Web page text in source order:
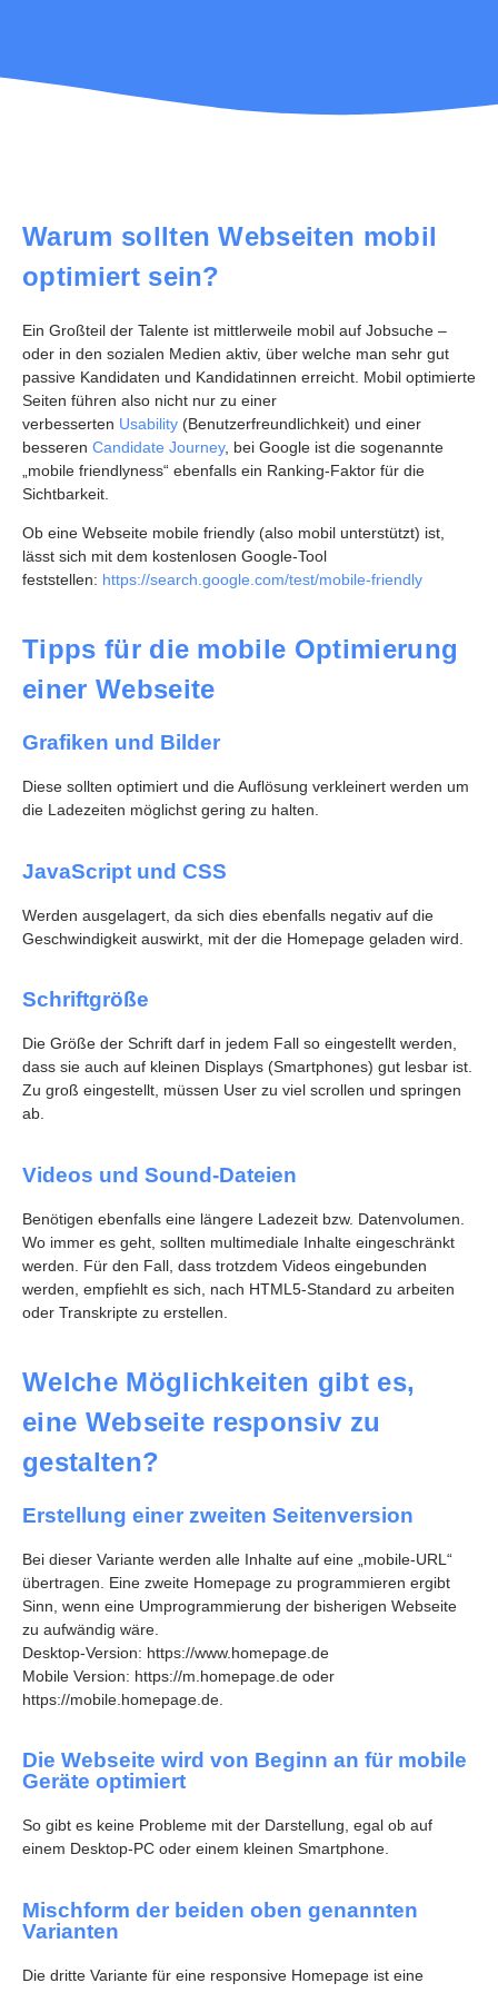
Warum sollten Webseiten mobil
optimiert sein?
Ein Großteil der Talente ist mittlerweile mobil auf Jobsuche –
oder in den sozialen Medien aktiv, über welche man sehr gut
passive Kandidaten und Kandidatinnen erreicht. Mobil optimierte
Seiten führen also nicht nur zu einer
verbesserten Usability (Benutzerfreundlichkeit) und einer
besseren Candidate Journey, bei Google ist die sogenannte
„mobile friendlyness“ ebenfalls ein Ranking-Faktor für die
Sichtbarkeit.
Ob eine Webseite mobile friendly (also mobil unterstützt) ist,
lässt sich mit dem kostenlosen Google-Tool
feststellen: https://search.google.com/test/mobile-friendly
Tipps für die mobile Optimierung
einer Webseite
Grafiken und Bilder
Diese sollten optimiert und die Auflösung verkleinert werden um
die Ladezeiten möglichst gering zu halten.
JavaScript und CSS
Werden ausgelagert, da sich dies ebenfalls negativ auf die
Geschwindigkeit auswirkt, mit der die Homepage geladen wird.
Schriftgröße
Die Größe der Schrift darf in jedem Fall so eingestellt werden,
dass sie auch auf kleinen Displays (Smartphones) gut lesbar ist.
Zu groß eingestellt, müssen User zu viel scrollen und springen
ab.
Videos und Sound-Dateien
Benötigen ebenfalls eine längere Ladezeit bzw. Datenvolumen.
Wo immer es geht, sollten multimediale Inhalte eingeschränkt
werden. Für den Fall, dass trotzdem Videos eingebunden
werden, empfiehlt es sich, nach HTML5-Standard zu arbeiten
oder Transkripte zu erstellen.
Welche Möglichkeiten gibt es,
eine Webseite responsiv zu
gestalten?
Erstellung einer zweiten Seitenversion
Bei dieser Variante werden alle Inhalte auf eine „mobile-URL“
übertragen. Eine zweite Homepage zu programmieren ergibt
Sinn, wenn eine Umprogrammierung der bisherigen Webseite
zu aufwändig wäre.
Desktop-Version: https://www.homepage.de
Mobile Version: https://m.homepage.de oder
https://mobile.homepage.de.
Die Webseite wird von Beginn an für mobile
Geräte optimiert
So gibt es keine Probleme mit der Darstellung, egal ob auf
einem Desktop-PC oder einem kleinen Smartphone.
Mischform der beiden oben genannten
Varianten
Die dritte Variante für eine responsive Homepage ist eine